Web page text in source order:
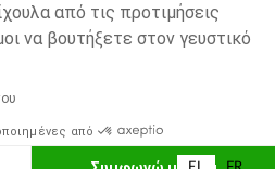
από τις προτιμήσεις
να βουτήξετε στον γευστικό
από
one
πληρωμής με
των cookies
μη συμμορφούμενη
δεοντολογίας και στο σύστημα
Ηλεκτρονικού Εμπορίου.